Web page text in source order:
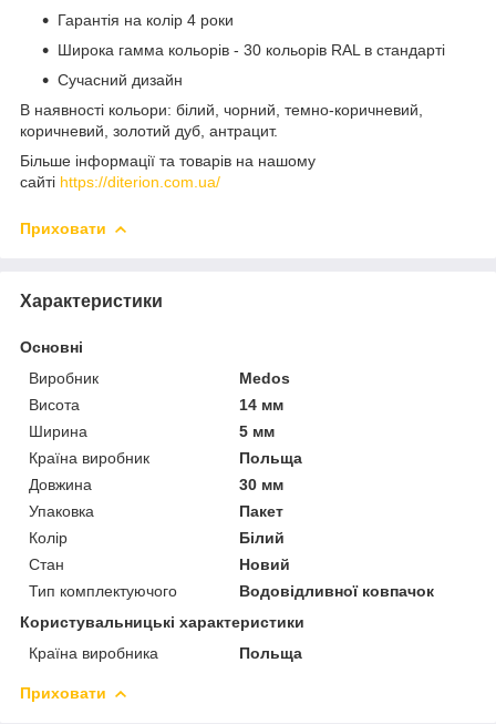
Гарантія на колір 4 роки
Широка гамма кольорів - 30 кольорів RAL в стандарті
Сучасний дизайн
В наявності кольори: білий, чорний, темно-коричневий,
коричневий, золотий дуб, антрацит.
Більше інформації та товарів на нашому
сайті https://diterion.com.ua/
Приховати
Характеристики
Основні
Виробник
Medos
Висота
14 мм
Ширина
5 мм
Країна виробник
Польща
Довжина
30 мм
Упаковка
Пакет
Колір
Білий
Стан
Новий
Тип комплектуючого
Водовідливної ковпачок
Користувальницькі характеристики
Країна виробника
Польща
Приховати